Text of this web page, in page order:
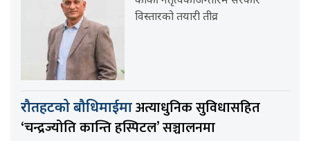
विस्तारको तयारी तीव्र
रौतहटको बौधिमाईमाअत्याधुनिक सुविधासहित
‘चन्द्रज्योति कान्ति हस्पिटल’ सञ्चालनमा